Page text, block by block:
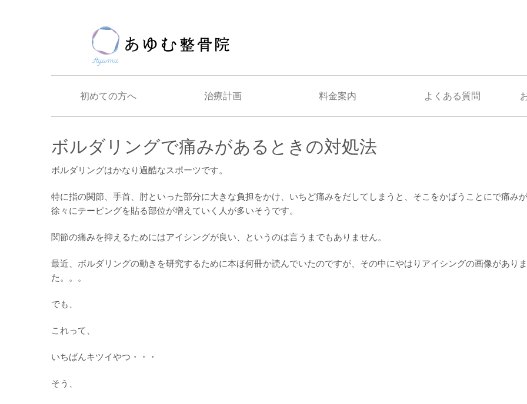
初めての方へ 治療計画 料金案内 よくある質問
ボルダリングで痛みがあるときの対処法
ボルダリングはかなり過酷なスポーツです。
特に指の関節、手首、肘といった部分に大きな負担をかけ、いちど痛みをだしてしまうと、そこをかばうことにで痛みが
徐々にテーピングを貼る部位が増えていく人が多いそうです。
関節の痛みを抑えるためにはアイシングが良い、というのは言うまでもありません。
最近、ボルダリングの動きを研究するために本ほ何冊か読んでいたのですが、その中にやはりアイシングの画像があり
た。。。
でも、
これって、
いちばんキツイやつ・・・
そう、